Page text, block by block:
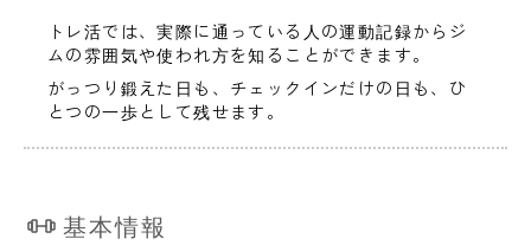
トレ活では、実際に通っている人の運動記録からジ
ムの雰囲気や使われ方を知ることができます。
がっつり鍛えた日も、チェックインだけの日も、ひ
とつの一歩として残せます。
基本情報